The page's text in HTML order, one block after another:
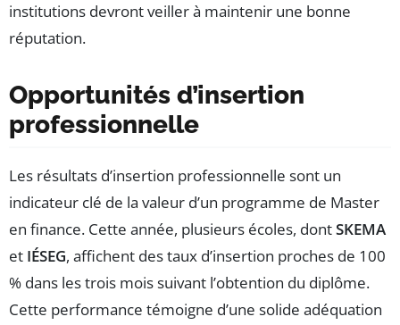
institutions devront veiller à maintenir une bonne
réputation.
Opportunités d’insertion
professionnelle
Les résultats d’insertion professionnelle sont un
indicateur clé de la valeur d’un programme de Master
en finance. Cette année, plusieurs écoles, dontSKEMA
et IÉSEG, affichent des taux d’insertion proches de 100
% dans les trois mois suivant l’obtention du diplôme.
Cette performance témoigne d’une solide adéquation